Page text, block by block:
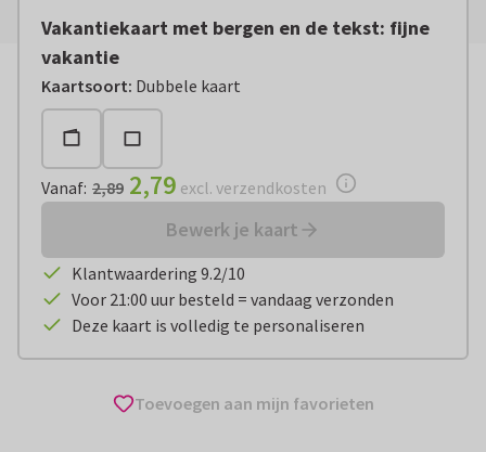
Vakantiekaart met bergen en de tekst: fijne
vakantie
Kaartsoort: Dubbele kaart
Vanaf:€ 2,79 excl. verzendkosten
Vanaf: 2,89 2,79 excl. verzendkosten
Bewerk je kaart
Klantwaardering 9.2/10
Voor 21:00 uur besteld = vandaag verzonden
Deze kaart is volledig te personaliseren
Toevoegen aan mijn favorieten